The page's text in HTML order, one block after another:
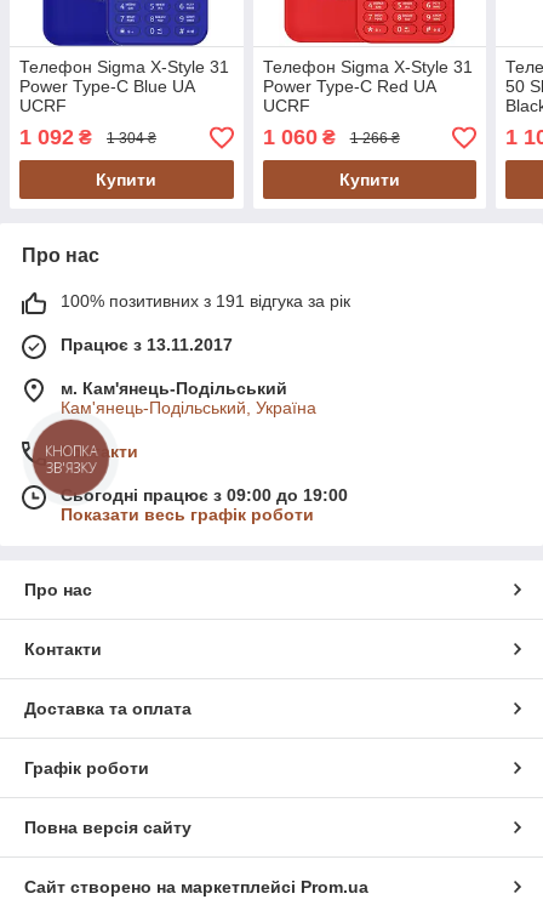
Телефон Sigma X-Style 31
Power Type-C Blue UA
UCRF
1 092 ₴ 1 304 ₴
Купити
Телефон Sigma X-Style 31
Power Type-C Red UA
UCRF
1 060₴ 1 266 ₴
Купити
50
1
Про нас
100% позитивних з 191 відгука за рік
Працює з 13.11.2017
м. Кам'янець-Подільський
Кам'янець-Подільський, Україна
Контакти
Сьогодні працює з 09:00 до 19:00
Показати весь графік роботи
Про нас
Контакти
Доставка та оплата
Графік роботи
Повна версія сайту
Сайт створено на маркетплейсі Prom.ua
КНОПКА
ЗВ'ЯЗКУ